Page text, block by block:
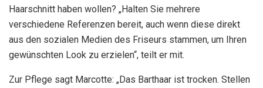
Haarschnitt haben wollen? „Halten Sie mehrere
verschiedene Referenzen bereit, auch wenn diese direkt
aus den sozialen Medien des Friseurs stammen, um Ihren
gewünschten Look zu erzielen“, teilt er mit.
Zur Pflege sagt Marcotte: „Das Barthaar ist trocken. Stellen